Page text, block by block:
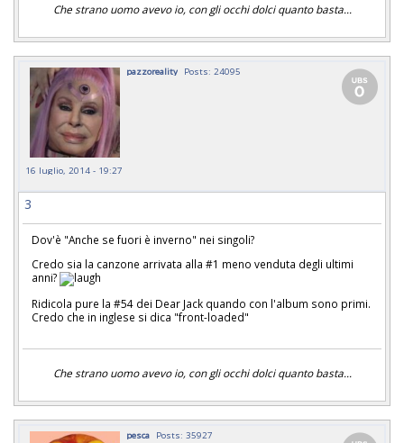
Che strano uomo avevo io, con gli occhi dolci quanto basta...
pazzoreality Posts: 24095
16 luglio, 2014 - 19:27
3
Dov'è "Anche se fuori è inverno" nei singoli?
Credo sia la canzone arrivata alla #1 meno venduta degli ultimi
anni?
Ridicola pure la #54 dei Dear Jack quando con l'album sono primi.
Credo che in inglese si dica "front-loaded"
Che strano uomo avevo io, con gli occhi dolci quanto basta...
pesca Posts: 35927